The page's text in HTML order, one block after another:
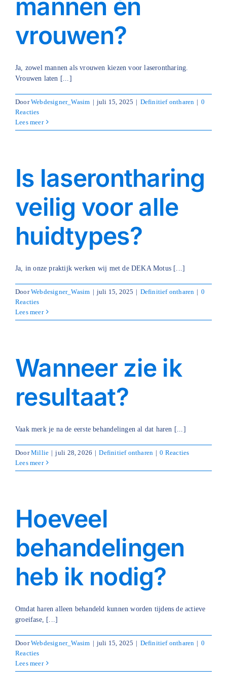
mannen én
vrouwen?
Ja, zowel mannen als vrouwen kiezen voor laserontharing.
Vrouwen laten [...]
DoorWebdesigner_Wasim | juli 15, 2025 | Definitief ontharen | 0
Reacties
Lees meer
Is laserontharing
veilig voor alle
huidtypes?
Ja, in onze praktijk werken wij met de DEKA Motus [...]
DoorWebdesigner_Wasim | juli 15, 2025 | Definitief ontharen | 0
Reacties
Lees meer
Wanneer zie ik
resultaat?
Vaak merk je na de eerste behandelingen al dat haren [...]
DoorMillie | juli 28, 2026 | Definitief ontharen | 0 Reacties
Lees meer
Hoeveel
behandelingen
heb ik nodig?
Omdat haren alleen behandeld kunnen worden tijdens de actieve
groeifase, [...]
DoorWebdesigner_Wasim | juli 15, 2025 | Definitief ontharen | 0
Reacties
Lees meer